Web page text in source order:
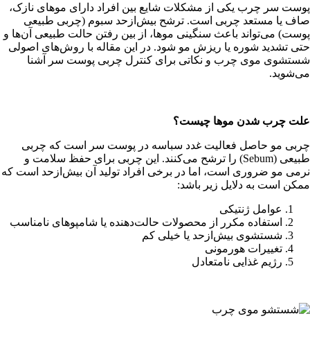
پوست سر چرب یکی از مشکلات شایع بین افراد دارای موهای نازک،
صاف یا مستعد چربی است. ترشح بیش‌ازحد سبوم (چربی طبیعی
پوست) می‌تواند باعث سنگینی موها، از بین رفتن حالت طبیعی آن‌ها و
حتی تشدید شوره یا ریزش مو شود. در این مقاله با روش‌های اصولی
شستشوی موی چرب و نکاتی برای کنترل چربی پوست سر آشنا
می‌شوید.
علت چرب شدن موها چیست؟
چربی مو حاصل فعالیت غدد سباسه‌ در پوست سر است که چربی
طبیعی (Sebum) را ترشح می‌کنند. این چربی برای حفظ سلامت و
نرمی مو ضروری است، اما در برخی افراد تولید آن بیش‌ازحد است که
ممکن است به دلایل زیر باشد:
عوامل ژنتیکی
استفاده مکرر از محصولات حالت‌دهنده یا شامپوهای نامناسب
شستشوی بیش‌ازحد یا خیلی کم
تغییرات هورمونی
رژیم غذایی نامتعادل